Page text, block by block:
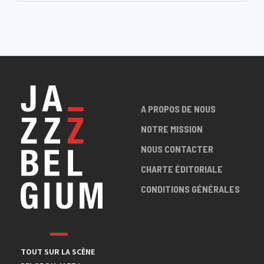
TOUT SUR LA SCÈNE
A PROPOS DE NOUS
NOTRE MISSION
NOUS CONTACTER
CHARTE ÉDITORIALE
CONDITIONS GÉNÉRALES